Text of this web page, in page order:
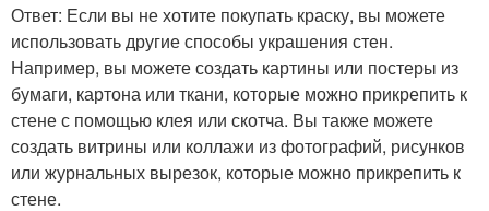
Ответ: Если вы не хотите покупать краску, вы можете
использовать другие способы украшения стен.
Например, вы можете создать картины или постеры из
бумаги, картона или ткани, которые можно прикрепить к
стене с помощью клея или скотча. Вы также можете
создать витрины или коллажи из фотографий, рисунков
или журнальных вырезок, которые можно прикрепить к
стене.